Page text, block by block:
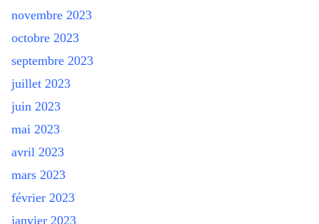
novembre 2023
octobre 2023
septembre 2023
juillet 2023
juin 2023
mai 2023
avril 2023
mars 2023
février 2023
janvier 2023